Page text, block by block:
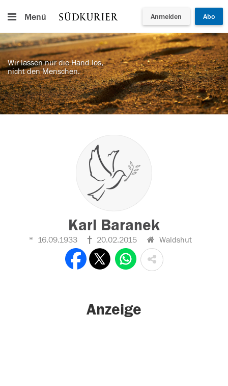
Menü Anmelden Abo
Wir lassen nur die Hand los,
nicht den Menschen.
Karl Baranek
16.09.1933 20.02.2015 Waldshut
Anzeige